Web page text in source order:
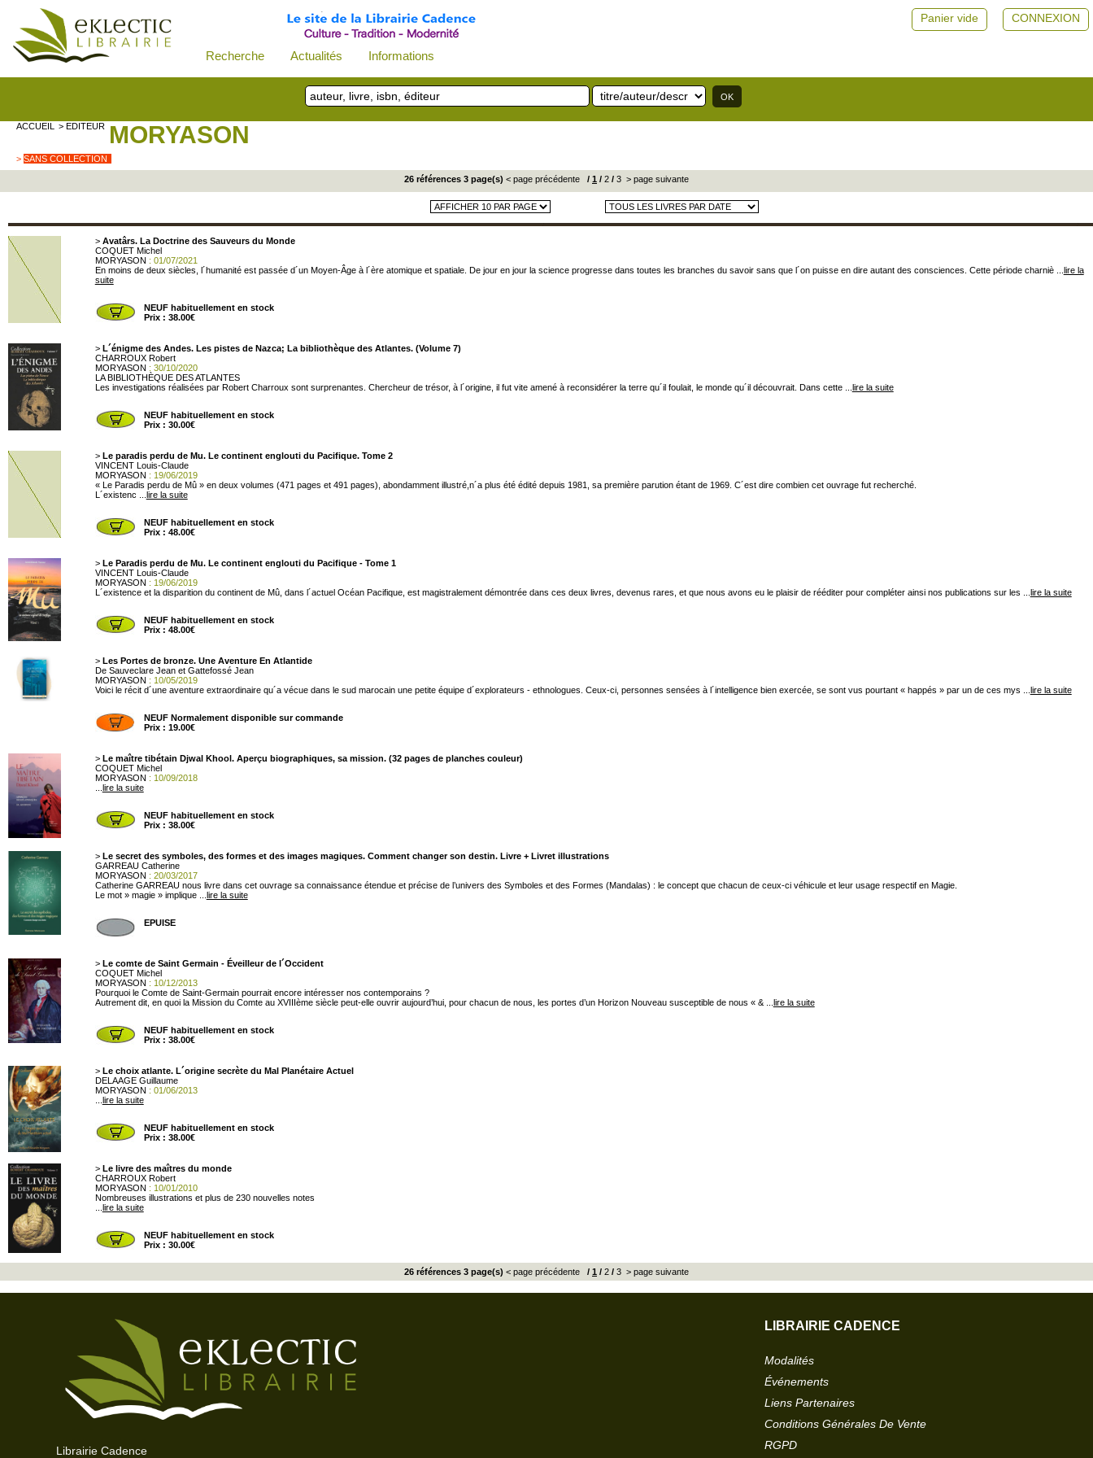
Recherche Actualités Informations
CONNEXION
Panier vide
ACCUEIL > EDITEUR MORYASON
> SANS COLLECTION
26 références 3 page(s) < page précédente / 1 / 2 / 3 > page suivante
> Avatârs. La Doctrine des Sauveurs du Monde
COQUET Michel
MORYASON : 01/07/2021
En moins de deux siècles, l´humanité est passée d´un Moyen-Âge à l´ère atomique et spatiale. De jour en jour la science progresse dans toutes les branches du savoir sans que l´on puisse en dire autant des consciences. Cette période charniè ... lire la
suite
NEUF habituellement en stock
Prix : 38.00€
> L´énigme des Andes. Les pistes de Nazca; La bibliothèque des Atlantes. (Volume 7)
CHARROUX Robert
MORYASON : 30/10/2020
LA BIBLIOTHÈQUE DES ATLANTES
Les investigations réalisées par Robert Charroux sont surprenantes. Chercheur de trésor, à l´origine, il fut vite amené à reconsidérer la terre qu´il foulait, le monde qu´il découvrait. Dans cette ... lire la suite
NEUF habituellement en stock
Prix : 30.00€
> Le paradis perdu de Mu. Le continent englouti du Pacifique. Tome 2
VINCENT Louis-Claude
MORYASON : 19/06/2019
« Le Paradis perdu de Mû » en deux volumes (471 pages et 491 pages), abondamment illustré,n´a plus été édité depuis 1981, sa première parution étant de 1969. C´est dire combien cet ouvrage fut recherché.
L´existenc ... lire la suite
NEUF habituellement en stock
Prix : 48.00€
> Le Paradis perdu de Mu. Le continent englouti du Pacifique - Tome 1
VINCENT Louis-Claude
MORYASON : 19/06/2019
L´existence et la disparition du continent de Mû, dans l´actuel Océan Pacifique, est magistralement démontrée dans ces deux livres, devenus rares, et que nous avons eu le plaisir de rééditer pour compléter ainsi nos publications sur les ... lire la suite
NEUF habituellement en stock
Prix : 48.00€
> Les Portes de bronze. Une Aventure En Atlantide
De Sauveclare Jean et Gattefossé Jean
MORYASON : 10/05/2019
Voici le récit d´une aventure extraordinaire qu´a vécue dans le sud marocain une petite équipe d´explorateurs - ethnologues. Ceux-ci, personnes sensées à l´intelligence bien exercée, se sont vus pourtant « happés » par un de ces mys ... lire la suite
NEUF Normalement disponible sur commande
Prix : 19.00€
> Le maître tibétain Djwal Khool. Aperçu biographiques, sa mission. (32 pages de planches couleur)
COQUET Michel
MORYASON : 10/09/2018
lire la suite
NEUF habituellement en stock
Prix : 38.00€
> Le secret des symboles, des formes et des images magiques. Comment changer son destin. Livre + Livret illustrations
GARREAU Catherine
MORYASON : 20/03/2017
Catherine GARREAU nous livre dans cet ouvrage sa connaissance étendue et précise de l’univers des Symboles et des Formes (Mandalas) : le concept que chacun de ceux-ci véhicule et leur usage respectif en Magie.
Le mot » magie » implique ... lire la suite
EPUISE
> Le comte de Saint Germain - Éveilleur de l´Occident
COQUET Michel
MORYASON : 10/12/2013
Pourquoi le Comte de Saint-Germain pourrait encore intéresser nos contemporains ?
Autrement dit, en quoi la Mission du Comte au XVIIIème siècle peut-elle ouvrir aujourd’hui, pour chacun de nous, les portes d’un Horizon Nouveau susceptible de nous « & ... lire la suite
NEUF habituellement en stock
Prix : 38.00€
> Le choix atlante. L´origine secrète du Mal Planétaire Actuel
DELAAGE Guillaume
MORYASON : 01/06/2013
lire la suite
NEUF habituellement en stock
Prix : 38.00€
> Le livre des maîtres du monde
CHARROUX Robert
MORYASON : 10/01/2010
Nombreuses illustrations et plus de 230 nouvelles notes
lire la suite
NEUF habituellement en stock
Prix : 30.00€
26 références 3 page(s) < page précédente / 1 / 2 / 3 > page suivante
Librairie Cadence
LIBRAIRIE CADENCE
Modalités
Événements
Liens Partenaires
Conditions Générales De Vente
RGPD